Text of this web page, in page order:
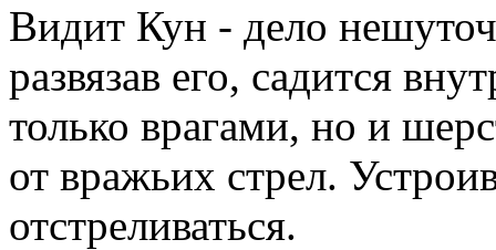
Видит Кун - дело
развязав его, садится
только врагами, но и
от вражьих стрел.
отстреливаться.